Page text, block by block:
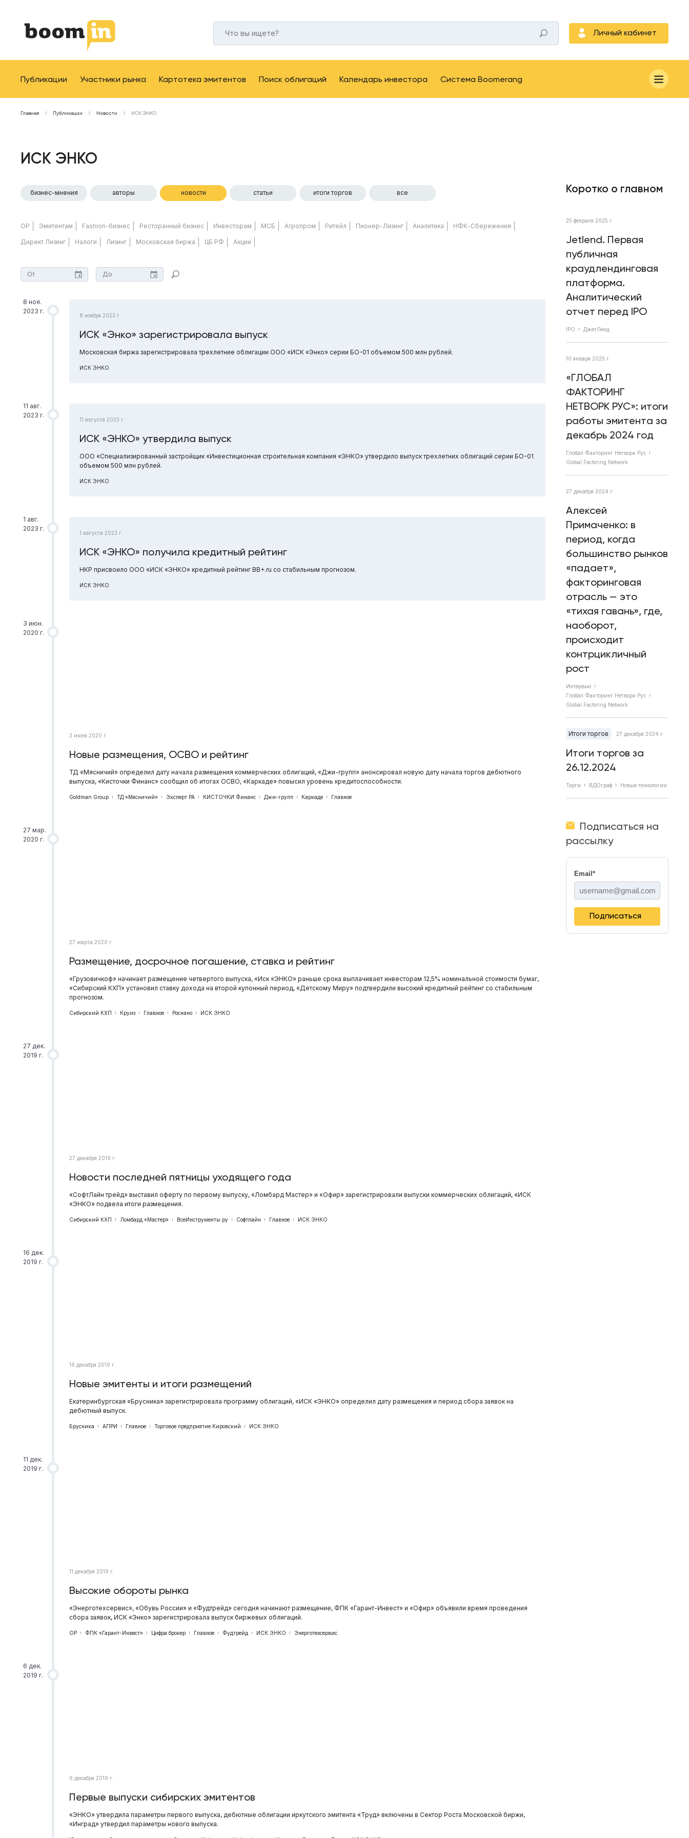
Личный кабинет
Публикации Участники рынка Картотека эмитентов Поиск облигаций Календарь инвестора Система Boomerang
Главная Публикации Новости ИСК ЭНКО
ИСК ЭНКО
бизнес-мнения авторы новости статьи итоги торгов все
ОР Эмитентам Fashion-бизнес Ресторанный бизнес Инвесторам МСБ Агропром Ритейл Пионер-Лизинг Аналитика НФК-Сбережения
Директ Лизинг Налоги Лизинг Московская биржа ЦБ РФ Акции
8 ноя.
2023 г.
8 ноября 2023 г.
ИСК «Энко» зарегистрировала выпуск
Московская биржа зарегистрировала трехлетние облигации ООО «ИСК «Энко» серии БО-01 объемом 500 млн рублей.
ИСК ЭНКО
11 авг.
2023 г.
11 августа 2023 г.
ИСК «ЭНКО» утвердила выпуск
ООО «Специализированный застройщик «Инвестиционная строительная компания «ЭНКО» утвердило выпуск трехлетних облигаций серии БО-01
объемом 500 млн рублей.
ИСК ЭНКО
1 авг.
2023 г.
1 августа 2023 г.
ИСК «ЭНКО» получила кредитный рейтинг
НКР присвоило ООО «ИСК «ЭНКО» кредитный рейтинг BB+.ru со стабильным прогнозом.
ИСК ЭНКО
3 июн.
2020 г.
3 июня 2020 г.
Новые размещения, ОСВО и рейтинг
ТД «Мясничий» определил дату начала размещения коммерческих облигаций, «Джи-групп» анонсировал новую дату начала торгов дебютного
выпуска, «Кисточки Финанс» сообщил об итогах ОСВО, «Каркаде» повысил уровень кредитоспособности.
Goldman Group ТД «Мясничий» Эксперт РА КИСТОЧКИ Финанс Джи-групп Каркаде Главное
27 мар.
2020 г.
27 марта 2020 г.
Размещение, досрочное погашение, ставка и рейтинг
«Грузовичкоф» начинает размещение четвертого выпуска, «Иск «ЭНКО» раньше срока выплачивает инвесторам 12,5% номинальной стоимости бумаг,
«Сибирский КХП» установил ставку дохода на второй купонный период, «Детскому Миру» подтвердили высокий кредитный рейтинг со стабильным
прогнозом.
Сибирский КХП Круиз Главное Роснано ИСК ЭНКО
27 дек.
2019 г.
27 декабря 2019 г.
Новости последней пятницы уходящего года
«СофтЛайн трейд» выставил оферту по первому выпуску, «Ломбард Мастер» и «Офир» зарегистрировали выпуски коммерческих облигаций, «ИСК
«ЭНКО» подвела итоги размещения.
Сибирский КХП Ломбард «Мастер» ВсеИнструменты.ру Софтлайн Главное ИСК ЭНКО
16 дек.
2019 г.
16 декабря 2019 г.
Новые эмитенты и итоги размещений
Екатеринбургская «Брусника» зарегистрировала программу облигаций, «ИСК «ЭНКО» определил дату размещения и период сбора заявок на
дебютный выпуск.
Брусника АПРИ Главное Торговое предприятие Кировский ИСК ЭНКО
11 дек.
2019 г.
11 декабря 2019 г.
Высокие обороты рынка
«Энерготехсервис», «Обувь России» и «Фудтрейд» сегодня начинают размещение, ФПК «Гарант-Инвест» и «Офир» объявили время проведения
сбора заявок, ИСК «Энко» зарегистрировала выпуск биржевых облигаций.
ОР ФПК «Гарант-Инвест» Цифра брокер Главное Фудтрейд ИСК ЭНКО Энерготехсервис
6 дек.
2019 г.
6 декабря 2019 г.
Первые выпуски сибирских эмитентов
«ЭНКО» утвердила параметры первого выпуска, дебютные облигации иркутского эмитента «Труд» включены в Сектор Роста Московской биржи,
«Инград» утвердил параметры нового выпуска.
Коротко о главном
25 февраля 2025 г.
Jetlend. Первая
публичная
краудлендинговая
платформа.
Аналитический
отчет перед IPO
IPO ДжетЛенд
10 января 2025 г.
«ГЛОБАЛ
ФАКТОРИНГ
НЕТВОРК РУС»: итоги
работы эмитента за
декабрь 2024 год
Глобал Факторинг Нетворк Рус
Global Factoring Network
27 декабря 2024 г.
Алексей
Примаченко: в
период, когда
большинство рынков
«падает»,
факторинговая
отрасль — это
«тихая гавань», где,
наоборот,
происходит
контрцикличный
рост
Интервью
Глобал Факторинг Нетворк Рус
Global Factoring Network
Итоги торгов 27 декабря 2024 г.
Итоги торгов за
26.12.2024
Торги ВДОграф Новые технологии
Подписаться на
рассылку
Email *
Подписаться